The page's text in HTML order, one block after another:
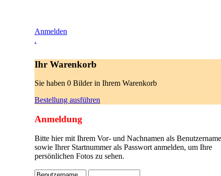
Anmelden
.
Ihr Warenkorb
Sie haben 0 Bilder in Ihrem Warenkorb
Bestellung ausführen
Anmeldung
Bitte hier mit Ihrem Vor- und Nachnamen als
sowie Ihrer Startnummer als Passwort anmelden, um Ihre
persönlichen Fotos zu sehen.